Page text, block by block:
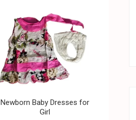
Newborn Baby Dresses for
Girl